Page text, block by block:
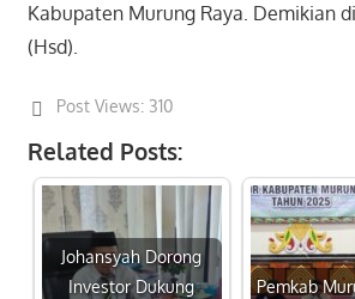
Kabupaten Murung Raya. Demikian
(Hsd).
Post Views: 310
Related Posts:
Johansyah Dorong
Investor Dukung
Pemkab